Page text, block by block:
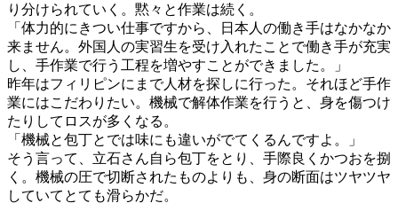
り分けられていく。黙々と作業は続く。
「体力的にきつい仕事ですから、日本人の働き手はなかなか
来ません。外国人の実習生を受け入れたことで働き手が充実
し、手作業で行う工程を増やすことができました。」
昨年はフィリピンにまで人材を探しに行った。それほど手作
業にはこだわりたい。機械で解体作業を行うと、身を傷つけ
たりしてロスが多くなる。
「機械と包丁とでは味にも違いがでてくるんですよ。」
そう言って、立石さん自ら包丁をとり、手際良くかつおを捌
く。機械の圧で切断されたものよりも、身の断面はツヤツヤ
していてとても滑らかだ。